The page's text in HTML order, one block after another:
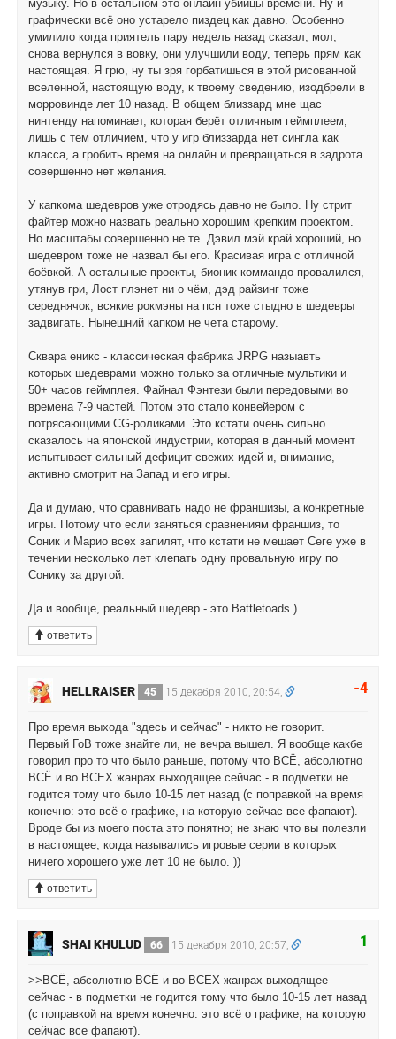
музыку. Но в остальном это онлайн убийцы времени. Ну и
графически всё оно устарело пиздец как давно. Особенно
умилило когда приятель пару недель назад сказал, мол,
снова вернулся в вовку, они улучшили воду, теперь прям как
настоящая. Я грю, ну ты зря горбатишься в этой рисованной
вселенной, настоящую воду, к твоему сведению, изодбрели в
морровинде лет 10 назад. В общем близзард мне щас
нинтенду напоминает, которая берёт отличным геймплеем,
лишь с тем отличием, что у игр близзарда нет сингла как
класса, а гробить время на онлайн и превращаться в задрота
совершенно нет желания.
У капкома шедевров уже отродясь давно не было. Ну стрит
файтер можно назвать реально хорошим крепким проектом.
Но масштабы совершенно не те. Дэвил мэй край хороший, но
шедевром тоже не назвал бы его. Красивая игра с отличной
боёвкой. А остальные проекты, бионик коммандо провалился,
утянув гри, Лост плэнет ни о чём, дэд райзинг тоже
середнячок, всякие рокмэны на псн тоже стыдно в шедевры
задвигать. Нынешний капком не чета старому.
Сквара еникс - классическая фабрика JRPG назыавть
которых шедеврами можно только за отличные мультики и
50+ часов геймплея. Файнал Фэнтези были передовыми во
времена 7-9 частей. Потом это стало конвейером с
потрясающими CG-роликами. Это кстати очень сильно
сказалось на японской индустрии, которая в данный момент
испытывает сильный дефицит свежих идей и, внимание,
активно смотрит на Запад и его игры.
Да и думаю, что сравнивать надо не франшизы, а конкретные
игры. Потому что если заняться сравнениям франшиз, то
Соник и Марио всех запилят, что кстати не мешает Сеге уже в
течении несколько лет клепать одну провальную игру по
Сонику за другой.
Да и вообще, реальный шедевр - это Battletoads )
ответить
-4
HELLRAISER 45 15 декабря 2010, 20:54,
Про время выхода "здесь и сейчас" - никто не говорит.
Первый ГоВ тоже знайте ли, не вечра вышел. Я вообще какбе
говорил про то что было раньше, потому что ВСЁ, абсолютно
ВСЁ и во ВСЕХ жанрах выходящее сейчас - в подметки не
годится тому что было 10-15 лет назад (с поправкой на время
конечно: это всё о графике, на которую сейчас все фапают).
Вроде бы из моего поста это понятно; не знаю что вы полезли
в настоящее, когда назывались игровые серии в которых
ничего хорошего уже лет 10 не было. ))
ответить
1
SHAI KHULUD 66 15 декабря 2010, 20:57,
>>ВСЁ, абсолютно ВСЁ и во ВСЕХ жанрах выходящее
сейчас - в подметки не годится тому что было 10-15 лет назад
(с поправкой на время конечно: это всё о графике, на которую
сейчас все фапают).